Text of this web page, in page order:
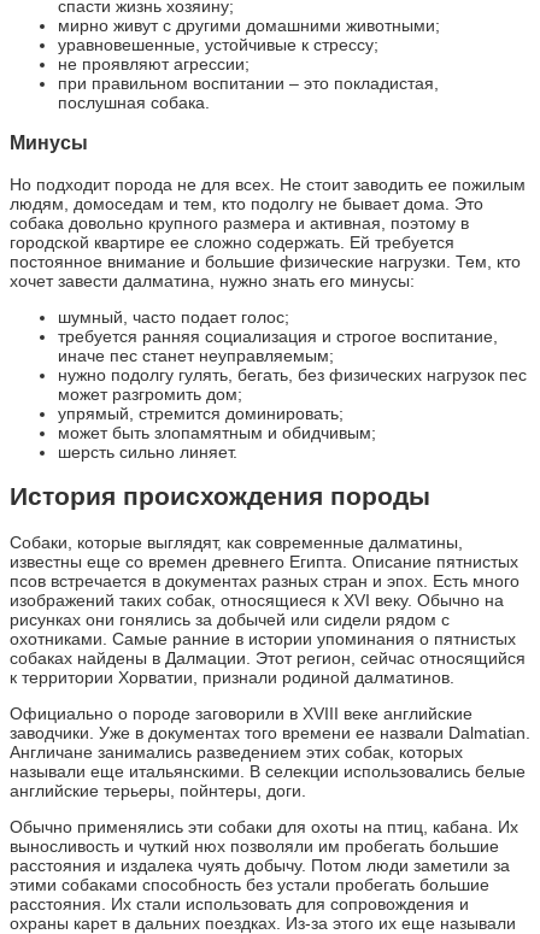
спасти жизнь хозяину;
мирно живут с другими домашними животными;
уравновешенные, устойчивые к стрессу;
не проявляют агрессии;
при правильном воспитании – это покладистая,
послушная собака.
Минусы
Но подходит порода не для всех. Не стоит заводить ее пожилым
людям, домоседам и тем, кто подолгу не бывает дома. Это
собака довольно крупного размера и активная, поэтому в
городской квартире ее сложно содержать. Ей требуется
постоянное внимание и большие физические нагрузки. Тем, кто
хочет завести далматина, нужно знать его минусы:
шумный, часто подает голос;
требуется ранняя социализация и строгое воспитание,
иначе пес станет неуправляемым;
нужно подолгу гулять, бегать, без физических нагрузок пес
может разгромить дом;
упрямый, стремится доминировать;
может быть злопамятным и обидчивым;
шерсть сильно линяет.
История происхождения породы
Собаки, которые выглядят, как современные далматины,
известны еще со времен древнего Египта. Описание пятнистых
псов встречается в документах разных стран и эпох. Есть много
изображений таких собак, относящиеся к XVI веку. Обычно на
рисунках они гонялись за добычей или сидели рядом с
охотниками. Самые ранние в истории упоминания о пятнистых
собаках найдены в Далмации. Этот регион, сейчас относящийся
к территории Хорватии, признали родиной далматинов.
Официально о породе заговорили в XVIII веке английские
заводчики. Уже в документах того времени ее назвали Dalmatian.
Англичане занимались разведением этих собак, которых
называли еще итальянскими. В селекции использовались белые
английские терьеры, пойнтеры, доги.
Обычно применялись эти собаки для охоты на птиц, кабана. Их
выносливость и чуткий нюх позволяли им пробегать большие
расстояния и издалека чуять добычу. Потом люди заметили за
этими собаками способность без устали пробегать большие
расстояния. Их стали использовать для сопровождения и
охраны карет в дальних поездках. Из-за этого их еще называли